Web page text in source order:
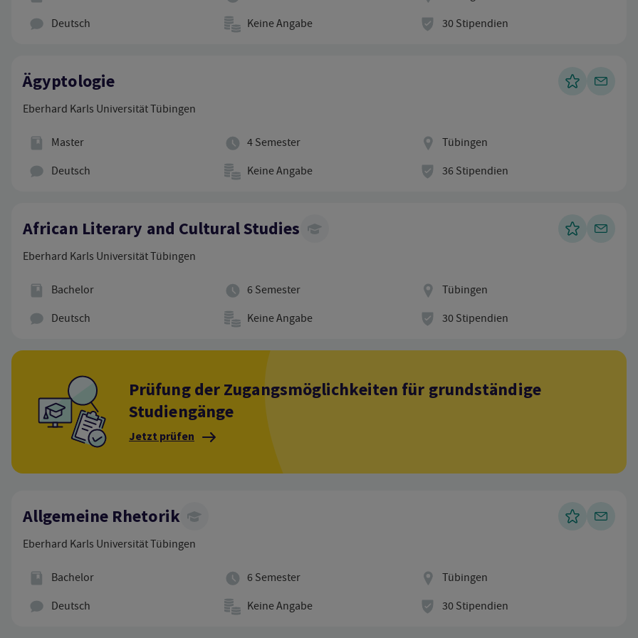
Hauptunterrichtssprache
Deutsch Studienbeitrag
Keine Angabe Stipendien
30 Stipendien
Ägyptologie
Eberhard Karls Universität Tübingen
Abschluss
Master Regelstudienzeit
4 Semester Standort
Tübingen
Hauptunterrichtssprache
Deutsch Studienbeitrag
Keine Angabe Stipendien
36 Stipendien
African Literary and Cultural Studies
Eberhard Karls Universität Tübingen
Abschluss
Bachelor Regelstudienzeit
6 Semester Standort
Tübingen
Hauptunterrichtssprache
Deutsch Studienbeitrag
Keine Angabe Stipendien
30 Stipendien
Prüfung der Zugangsmöglichkeiten für grundständige
Studiengänge
Jetzt prüfen
Allgemeine Rhetorik
Eberhard Karls Universität Tübingen
Abschluss
Bachelor Regelstudienzeit
6 Semester Standort
Tübingen
Hauptunterrichtssprache
Deutsch Studienbeitrag
Keine Angabe Stipendien
30 Stipendien